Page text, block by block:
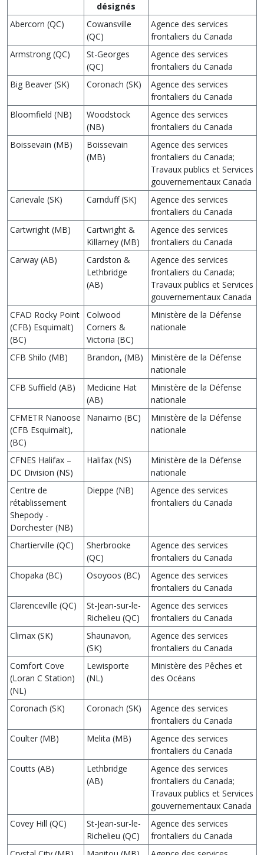
désignés
Abercorn (QC)
Cowansville
(QC)
Agence des services
frontaliers du Canada
Armstrong (QC)
St-Georges
(QC)
Agence des services
frontaliers du Canada
Big Beaver (SK)
Coronach (SK)
Agence des services
frontaliers du Canada
Bloomfield (NB)
Woodstock
(NB)
Agence des services
frontaliers du Canada
Boissevain (MB)
Boissevain
(MB)
Agence des services
frontaliers du Canada;
Travaux publics et Services
gouvernementaux Canada
Carievale (SK)
Carnduff (SK)
Agence des services
frontaliers du Canada
Cartwright (MB)
Cartwright &
Killarney (MB)
Agence des services
frontaliers du Canada
Carway (AB)
Cardston &
Lethbridge
(AB)
Agence des services
frontaliers du Canada;
Travaux publics et Services
gouvernementaux Canada
CFAD Rocky Point
(CFB) Esquimalt)
(BC)
Colwood
Corners &
Victoria (BC)
Ministère de la Défense
nationale
CFB Shilo (MB) Brandon, (MB)
Ministère de la Défense
nationale
CFB Suffield (AB)
Medicine Hat
(AB)
Ministère de la Défense
nationale
CFMETR Nanoose
(CFB Esquimalt),
(BC)
Nanaimo (BC)
Ministère de la Défense
nationale
CFNES Halifax –
DC Division (NS)
Halifax (NS)
Ministère de la Défense
nationale
Centre de
rétablissement
Shepody -
Dorchester (NB)
Dieppe (NB)
Agence des services
frontaliers du Canada
Chartierville (QC)
Sherbrooke
(QC)
Agence des services
frontaliers du Canada
Chopaka (BC)
Osoyoos (BC)
Agence des services
frontaliers du Canada
Clarenceville (QC)
St-Jean-sur-le-
Richelieu (QC)
Agence des services
frontaliers du Canada
Climax (SK)
Shaunavon,
(SK)
Agence des services
frontaliers du Canada
Comfort Cove
(Loran C Station)
(NL)
Lewisporte
(NL)
Ministère des Pêches et
des Océans
Coronach (SK) Coronach (SK)
Agence des services
frontaliers du Canada
Coulter (MB)
Melita (MB)
Agence des services
frontaliers du Canada
Coutts (AB)
Lethbridge
(AB)
Agence des services
frontaliers du Canada;
Travaux publics et Services
gouvernementaux Canada
Covey Hill (QC)
St-Jean-sur-le-
Richelieu (QC)
Agence des services
frontaliers du Canada